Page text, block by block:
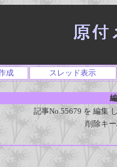
成 スレッド表示
記事No.55679 を 編集
削除キ